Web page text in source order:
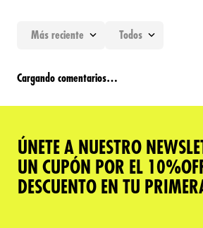
Más reciente Todos
Cargando comentarios…
ÚNETE A NUESTRO
UN CUPÓN POR EL
DESCUENTO EN TU